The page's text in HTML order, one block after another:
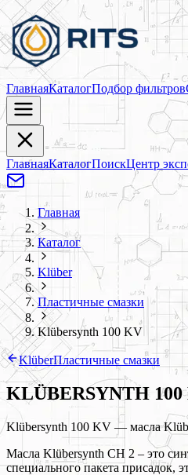
ГлавнаяКаталогПодбор фильтров
ГлавнаяКаталогПоискЦентр
Главная
Каталог
Klüber
Пластичные смазки
Klübersynth 100 KV
KlüberПластичные смазки
KLÜBERSYNTH
Klübersynth 100 KV — масла
Масла Klübersynth CH 2 – это
специального пакета присадок,